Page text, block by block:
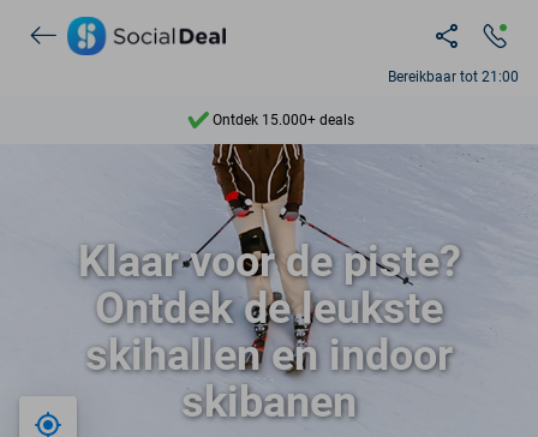
Bereikbaar tot 21:00
Ontdek 15.000+ deals
7 dagen per week beschikbaar
10+ miljoen leden
9,4
Ontdek 15.000+ deals
Klaar voor de piste?
Ontdek de leukste
skihallen en indoor
skibanen
Bij mij in de buurt